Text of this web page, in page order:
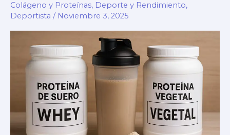
Guía
Colágeno y Proteínas, Deporte y Rendimiento,
Deportista / Noviembre 3, 2025